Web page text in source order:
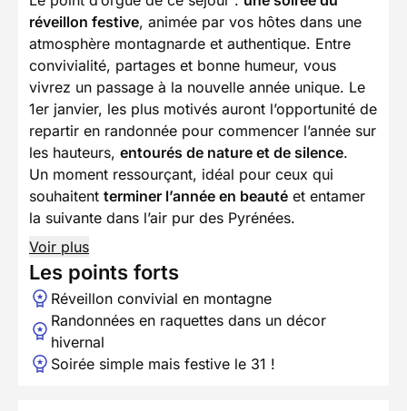
réveillon festive, animée par vos hôtes dans une
atmosphère montagnarde et authentique. Entre
convivialité, partages et bonne humeur, vous
vivrez un passage à la nouvelle année unique. Le
1er janvier, les plus motivés auront l’opportunité de
repartir en randonnée pour commencer l’année sur
les hauteurs, entourés de nature et de silence.
Un moment ressourçant, idéal pour ceux qui
souhaitent terminer l’année en beauté et entamer
la suivante dans l’air pur des Pyrénées.
Voir plus
Les points forts
Réveillon convivial en montagne
Randonnées en raquettes dans un décor
hivernal
Soirée simple mais festive le 31 !